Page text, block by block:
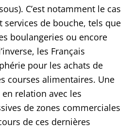
C’est notamment le cas
services de bouche, tels que
boulangeries ou encore
les Français
pour les achats de
courses alimentaires. Une
relation avec les
de zones commerciales
de ces dernières